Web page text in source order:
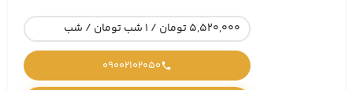
5,520,000 تومان / 1 شب تومان / شب
09002102050